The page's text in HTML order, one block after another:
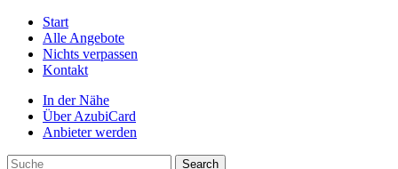
Start
Alle Angebote
Nichts verpassen
Kontakt
In der Nähe
Über AzubiCard
Anbieter werden